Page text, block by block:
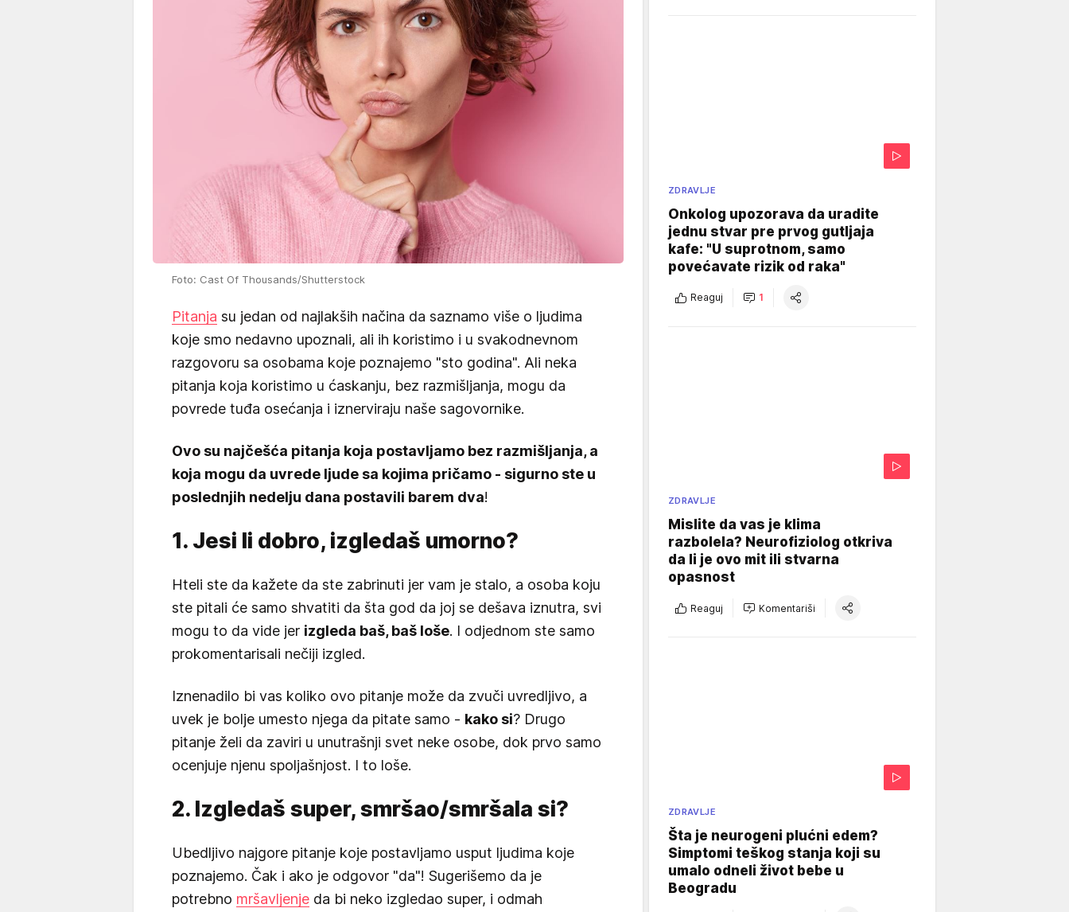
Foto: Cast Of Thousands/Shutterstock
Pitanja su jedan od najlakših načina da saznamo više o ljudima
koje smo nedavno upoznali, ali ih koristimo i u svakodnevnom
razgovoru sa osobama koje poznajemo "sto godina". Ali neka
pitanja koja koristimo u ćaskanju, bez razmišljanja, mogu da
povrede tuđa osećanja i iznerviraju naše sagovornike.
Ovo su najčešća pitanja koja postavljamo bez razmišljanja, a
koja mogu da uvrede ljude sa kojima pričamo - sigurno ste u
poslednjih nedelju dana postavili barem dva!
1. Jesi li dobro, izgledaš umorno?
Hteli ste da kažete da ste zabrinuti jer vam je stalo, a osoba koju
ste pitali će samo shvatiti da šta god da joj se dešava iznutra, svi
mogu to da vide jer izgleda baš, baš loše. I odjednom ste samo
prokomentarisali nečiji izgled.
Iznenadilo bi vas koliko ovo pitanje može da zvuči uvredljivo, a
uvek je bolje umesto njega da pitate samo - kako si? Drugo
pitanje želi da zaviri u unutrašnji svet neke osobe, dok prvo samo
ocenjuje njenu spoljašnjost. I to loše.
2. Izgledaš super, smršao/smršala si?
Ubedljivo najgore pitanje koje postavljamo usput ljudima koje
poznajemo. Čak i ako je odgovor "da"! Sugerišemo da je
potrebno mršavljenje da bi neko izgledao super, i odmah
ZDRAVLJE
Onkolog upozorava da uradite
jednu stvar pre prvog gutljaja
kafe: "U suprotnom, samo
povećavate rizik od raka"
Reaguj 1
ZDRAVLJE
Mislite da vas je klima
razbolela? Neurofiziolog otkriva
da li je ovo mit ili stvarna
opasnost
Reaguj Komentariši
ZDRAVLJE
Šta je neurogeni plućni edem?
Simptomi teškog stanja koji su
umalo odneli život bebe u
Beogradu